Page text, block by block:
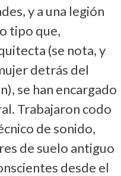
y a una legión
tipo que,
(se nota, y
detrás del
se han encargado
Trabajaron codo
de sonido,
de suelo antiguo
desde el